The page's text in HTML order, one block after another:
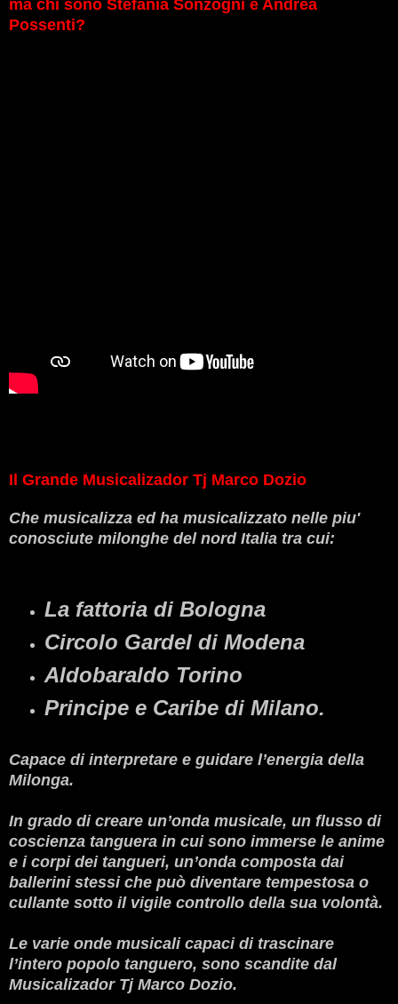
ma chi sono Stefania Sonzogni e Andrea
Possenti?
Il Grande Musicalizador Tj Marco Dozio
Che musicalizza ed ha musicalizzato nelle piu'
conosciute milonghe del nord Italia tra cui:
La fattoria di Bologna
Circolo Gardel di Modena
Aldobaraldo Torino
Principe e Caribe di Milano.
Capace di interpretare e guidare l’energia della
Milonga.
In grado di creare un’onda musicale, un flusso di
coscienza tanguera in cui sono immerse le anime
e i corpi dei tangueri, un’onda composta dai
ballerini stessi che può diventare tempestosa o
cullante sotto il vigile controllo della sua volontà.
Le varie onde musicali capaci di trascinare
l’intero popolo tanguero, sono scandite dal
Musicalizador Tj Marco Dozio.